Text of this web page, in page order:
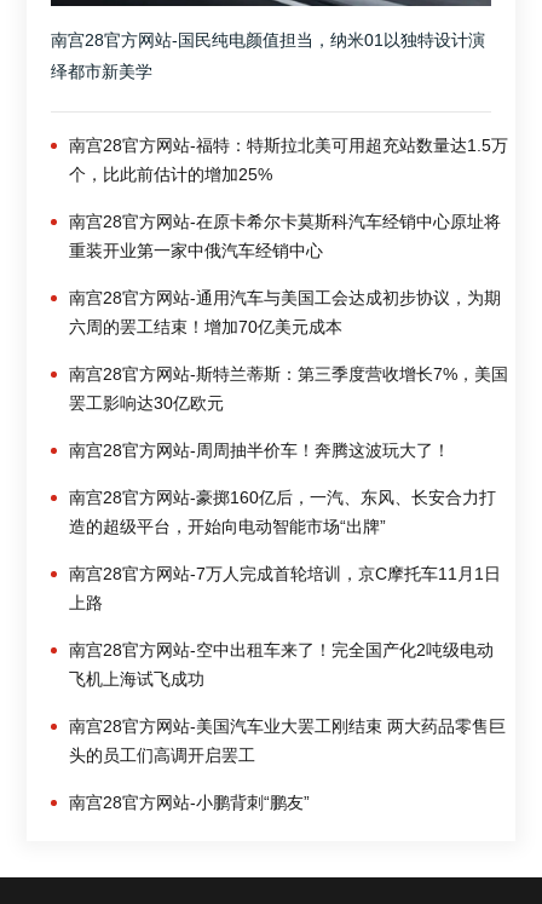
南宫28官方网站-国民纯电颜值担当，纳米01以独特设计演
绎都市新美学
南宫28官方网站-福特：特斯拉北美可用超充站数量达1.5万
个，比此前估计的增加25%
南宫28官方网站-在原卡希尔卡莫斯科汽车经销中心原址将
重装开业第一家中俄汽车经销中心
南宫28官方网站-通用汽车与美国工会达成初步协议，为期
六周的罢工结束！增加70亿美元成本
南宫28官方网站-斯特兰蒂斯：第三季度营收增长7%，美国
罢工影响达30亿欧元
南宫28官方网站-周周抽半价车！奔腾这波玩大了！
南宫28官方网站-豪掷160亿后，一汽、东风、长安合力打
造的超级平台，开始向电动智能市场“出牌”
南宫28官方网站-7万人完成首轮培训，京C摩托车11月1日
上路
南宫28官方网站-空中出租车来了！完全国产化2吨级电动
飞机上海试飞成功
南宫28官方网站-美国汽车业大罢工刚结束 两大药品零售巨
头的员工们高调开启罢工
南宫28官方网站-小鹏背刺“鹏友”